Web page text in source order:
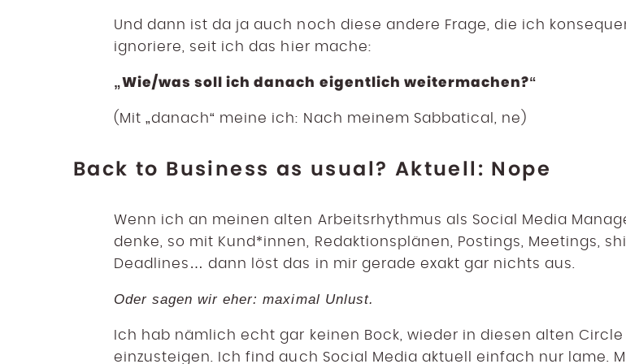
Und dann ist da ja auch noch diese andere Frage, die ich
ignoriere, seit ich das hier mache:
„Wie/was soll ich danach eigentlich weitermachen?“
(Mit „danach“ meine ich: Nach meinem Sabbatical, ne)
Back to Business as usual? Aktuell: Nope
Wenn ich an meinen alten Arbeitsrhythmus als Social Media
denke, so mit Kund*innen, Redaktionsplänen, Postings, Meetings,
Deadlines… dann löst das in mir gerade exakt gar nichts aus.
Oder sagen wir eher: maximal Unlust.
Ich hab nämlich echt gar keinen Bock, wieder in diesen alten Circle
einzusteigen. Ich find auch Social Media aktuell einfach nur lame.